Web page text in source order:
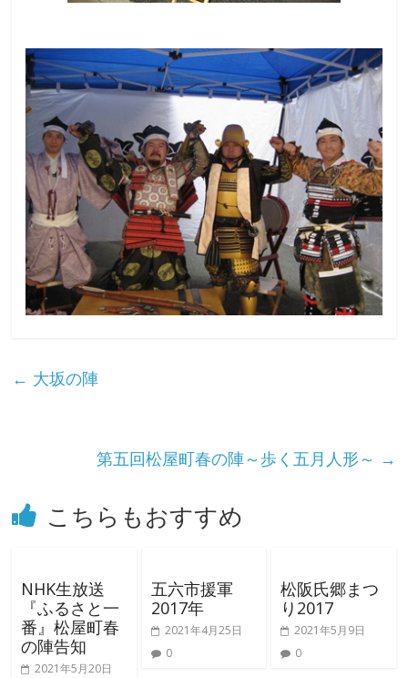
← 大坂の陣
第五回松屋町春の陣～歩く五月人形～ →
こちらもおすすめ
NHK生放送
『ふるさと一
番』松屋町春
の陣告知
2021年5月20日
五六市援軍
2017年
2021年4月25日
0
松阪氏郷まつ
り2017
2021年5月9日
0